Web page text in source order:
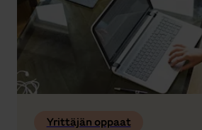
Yrittäjän oppaat